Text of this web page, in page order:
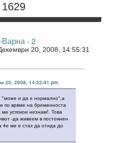
1629
- 2
20, 2008, 14:55:31
20, 2008, 14:32:41 pm
"може и да е нормално",а
по врвме на бременноста
успокои незнам!. Това
-да живеем в постоянен
4е ме е стах да отида до